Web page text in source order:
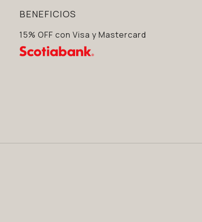
BENEFICIOS
15% OFF con Visa y Mastercard